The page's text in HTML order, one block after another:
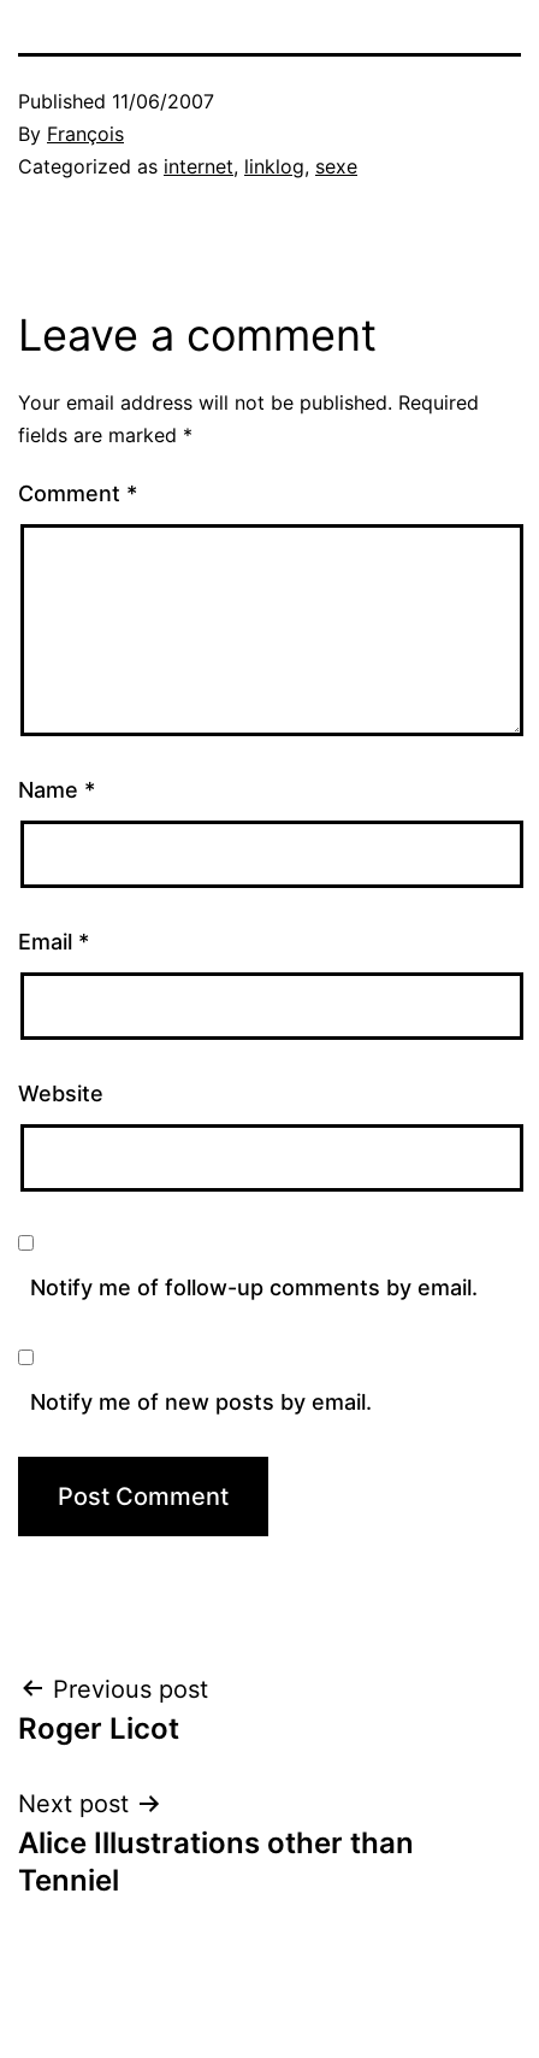
Published 11/06/2007
By François
Categorized as internet, linklog, sexe
Leave a comment
Your email address will not be published. Required
fields are marked *
Comment *
Name *
Email *
Website
Notify me of follow-up comments by email.
Notify me of new posts by email.
Post
navigation
Previous post
Roger Licot
Next post
Alice Illustrations other than
Tenniel